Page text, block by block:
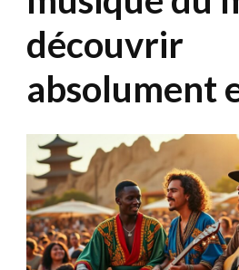
découvrir
absolument